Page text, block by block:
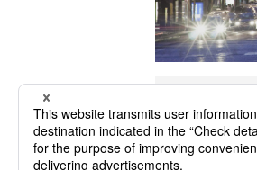
Fino a
di trasporto